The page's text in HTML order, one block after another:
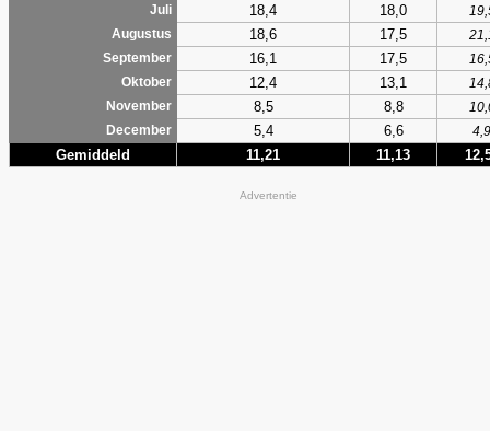
Juli
18,4 18,0
Augustus
18,6 17,5
September
16,1 17,5
Oktober
12,4 13,1
November
8,5 8,8
December
5,4 6,6 4,9
Gemiddeld 11,21 11,13
Advertentie